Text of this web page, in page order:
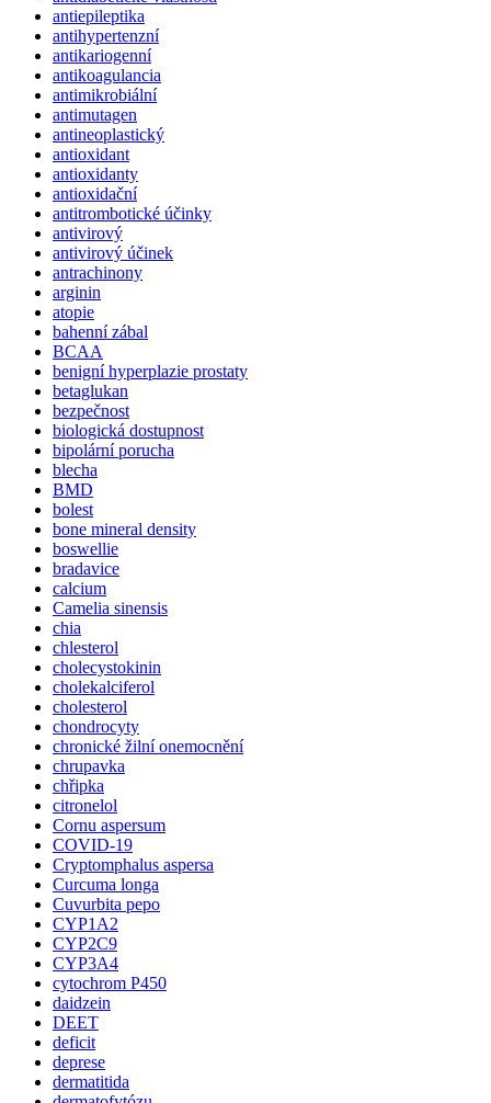
antiepileptika
antihypertenzní
antikariogenní
antikoagulancia
antimikrobiální
antimutagen
antineoplastický
antioxidant
antioxidanty
antioxidační
antitrombotické účinky
antivirový
antivirový účinek
antrachinony
arginin
atopie
bahenní zábal
BCAA
benigní hyperplazie prostaty
betaglukan
bezpečnost
biologická dostupnost
bipolární porucha
blecha
BMD
bolest
bone mineral density
boswellie
bradavice
calcium
Camelia sinensis
chia
chlesterol
cholecystokinin
cholekalciferol
cholesterol
chondrocyty
chronické žilní onemocnění
chrupavka
chřipka
citronelol
Cornu aspersum
COVID-19
Cryptomphalus aspersa
Curcuma longa
Cuvurbita pepo
CYP1A2
CYP2C9
CYP3A4
cytochrom P450
daidzein
DEET
deficit
deprese
dermatitida